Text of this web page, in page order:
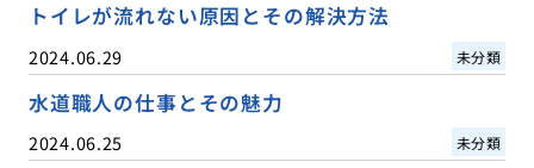
トイレが流れない原因とその解決方法
2024.06.29 未分類
水道職人の仕事とその魅力
2024.06.25 未分類